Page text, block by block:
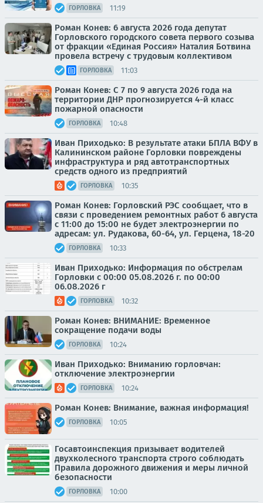
ГОРЛОВКА 11:19
Роман Конев: 6 августа 2026 года депутат
Горловского городского совета первого созыва
от фракции «Единая Россия» Наталия Ботвина
провела встречу с трудовым коллективом
ГОРЛОВКА 11:03
Роман Конев: С 7 по 9 августа 2026 года на
территории ДНР прогнозируется 4-й класс
пожарной опасности
ГОРЛОВКА 10:48
Иван Приходько: В результате атаки БПЛА ВФУ в
Калининском районе Горловки повреждены
инфраструктура и ряд автотранспортных
средств одного из предприятий
ГОРЛОВКА 10:35
Роман Конев: Горловский РЭС сообщает, что в
связи с проведением ремонтных работ 6 августа
с 11:00 до 15:00 не будет электроэнергии по
адресам: ул. Рудакова, 60-64, ул. Герцена, 18-20
ГОРЛОВКА 10:33
Иван Приходько: Информация по обстрелам
Горловки с 00:00 05.08.2026 г. по 00:00
06.08.2026 г
ГОРЛОВКА 10:32
Роман Конев: ВНИМАНИЕ: Временное
сокращение подачи воды
ГОРЛОВКА 10:24
Иван Приходько: Вниманию горловчан:
отключение электроэнергии
ГОРЛОВКА 10:24
Роман Конев: Внимание, важная информация!
ГОРЛОВКА 10:05
Госавтоинспекция призывает водителей
двухколесного транспорта строго соблюдать
Правила дорожного движения и меры личной
безопасности
ГОРЛОВКА 10:00